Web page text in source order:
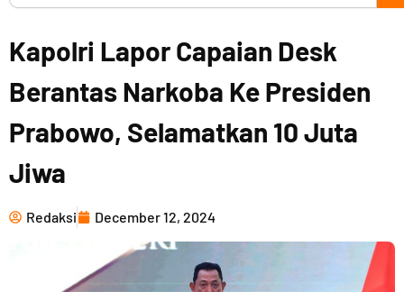
Kapolri Lapor Capaian Desk
Berantas Narkoba Ke Presiden
Prabowo, Selamatkan 10 Juta
Jiwa
Redaksi December 12, 2024